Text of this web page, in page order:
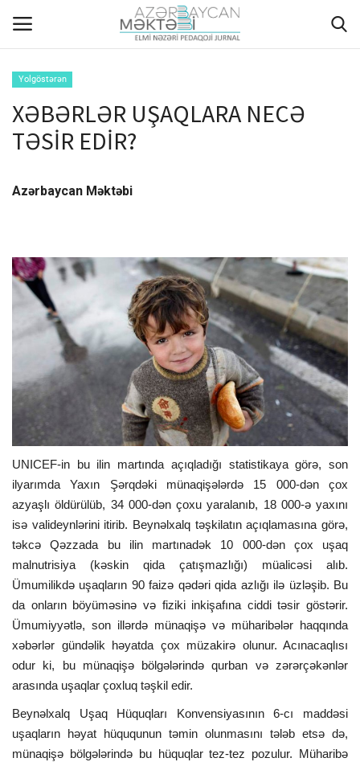
ANA SƏHİFƏ
HAQQIMIZDA
REDAKSİYA HEYƏTİ
ARXİV
AKTUAL
QALEREYA
ƏLAQƏ
Azerbaijani English
Yolgöstərən
XƏBƏRLƏR UŞAQLARA NECƏ
TƏSİR EDİR?
Azərbaycan Məktəbi
UNICEF-in bu ilin martında açıqladığı statistikaya görə, son
ilyarımda Yaxın Şərqdəki münaqişələrdə 15 000-dən çox
azyaşlı öldürülüb, 34 000-dən çoxu yaralanıb, 18 000-ə yaxını
isə valideynlərini itirib. Beynəlxalq təşkilatın açıqlamasına görə,
təkcə Qəzzada bu ilin martınadək 10 000-dən çox uşaq
malnutrisiya (kəskin qida çatışmazlığı) müalicəsi alıb.
Ümumilikdə uşaqların 90 faizə qədəri qida azlığı ilə üzləşib. Bu
da onların böyüməsinə və fiziki inkişafına ciddi təsir göstərir.
Ümumiyyətlə, son illərdə münaqişə və müharibələr haqqında
xəbərlər gündəlik həyatda çox müzakirə olunur. Acınacaqlısı
odur ki, bu münaqişə bölgələrində qurban və zərərçəkənlər
arasında uşaqlar çoxluq təşkil edir.
Beynəlxalq Uşaq Hüquqları Konvensiyasının 6-cı maddəsi
uşaqların həyat hüququnun təmin olunmasını tələb etsə də,
münaqişə bölgələrində bu hüquqlar tez-tez pozulur. Müharibə